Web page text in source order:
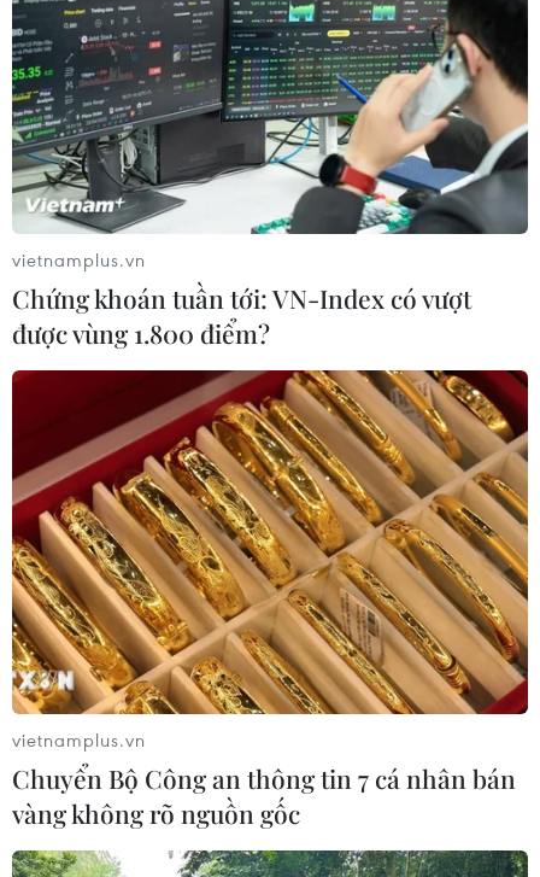
vietnamplus.vn
Chứng khoán tuần tới: VN-Index có vượt
được vùng 1.800 điểm?
vietnamplus.vn
Chuyển Bộ Công an thông tin 7 cá nhân bán
vàng không rõ nguồn gốc